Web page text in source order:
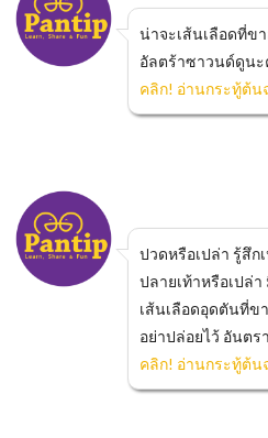
น่าจะเส้นเลือดที่ข
อัลตร้าซาวนด์ดูนะ
คลิก! อ่านกระทู้ต้น
ปวดหรือเปล่า รู้สึก
ปลายเท้าหรือเปล่
เส้นเลือดอุดตันที่ข
อย่าปล่อยไว้ อันตร
คลิก! อ่านกระทู้ต้น